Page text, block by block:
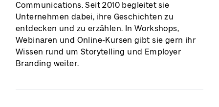
Communications. Seit 2010 begleitet sie
Unternehmen dabei, ihre Geschichten zu
entdecken und zu erzählen. In Workshops,
Webinaren und Online-Kursen gibt sie gern ihr
Wissen rund um Storytelling und Employer
Branding weiter.